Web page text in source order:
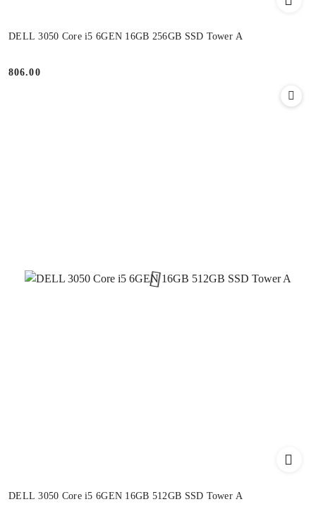
DELL 3050 Core i5 6GEN 16GB 256GB SSD Tower A
806.00
DELL 3050 Core i5 6GEN 16GB 512GB SSD Tower A